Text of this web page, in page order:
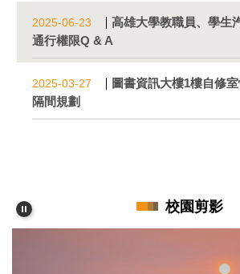
2025-06-23
高雄大學教職員、學生
通行權限Q & A
2025-03-27
圖書資訊大樓1樓自修
隔間規劃
校園剪影